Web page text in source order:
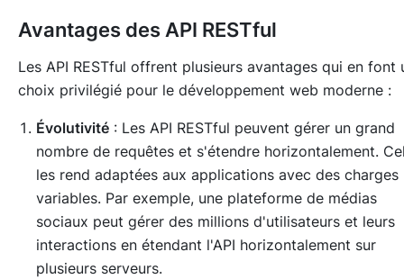
Avantages des API RESTful
Les API RESTful offrent plusieurs avantages qui en font
choix privilégié pour le développement web moderne :
Évolutivité : Les API RESTful peuvent gérer un grand
nombre de requêtes et s'étendre horizontalement.
les rend adaptées aux applications avec des charges
variables. Par exemple, une plateforme de médias
sociaux peut gérer des millions d'utilisateurs et leurs
interactions en étendant l'API horizontalement sur
plusieurs serveurs.